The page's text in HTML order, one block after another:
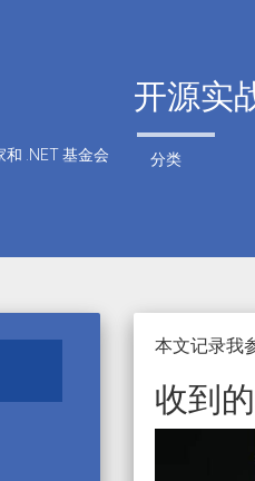
.NET 基金会
开源实
分类
本文记录我
收到